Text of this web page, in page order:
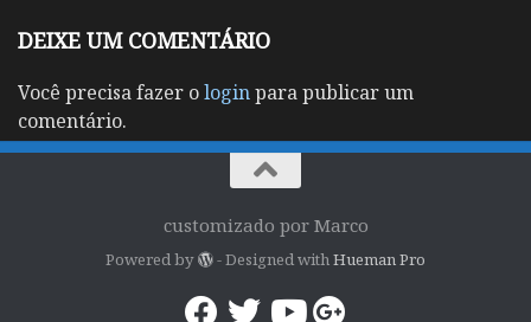
DEIXE UM COMENTÁRIO
Você precisa fazer ologinpara publicar um
comentário.
customizado por Marco
Powered by - Designed with Hueman Pro